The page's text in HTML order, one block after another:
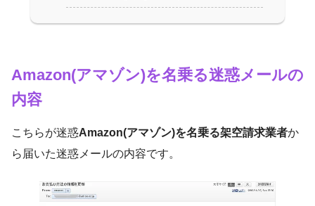
Amazon(アマゾン)を名乗る迷惑メールの
内容
こちらが迷惑Amazon(アマゾン)を名乗る架空請求業者か
ら届いた迷惑メールの内容です。